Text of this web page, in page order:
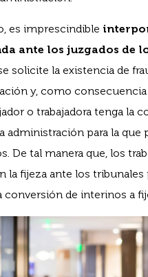
es imprescindible
ante los juzgados de
solicite la existencia de
y, como
o trabajadora tenga la
administración para la que
De tal manera que, los
la fijeza ante los tribunales
conversión de interinos a